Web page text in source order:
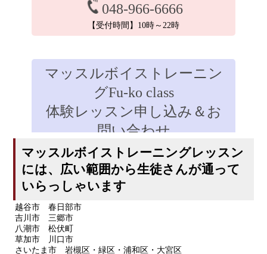
048-966-6666
【受付時間】10時～22時
マッスルボイストレーニン
グFu-ko class
体験レッスン申し込み＆お
問い合わせ
マッスルボイストレーニングレッスン
には、広い範囲から生徒さんが通って
いらっしゃいます
越谷市 春日部市
吉川市 三郷市
八潮市 松伏町
草加市 川口市
さいたま市 岩槻区・緑区・浦和区・大宮区